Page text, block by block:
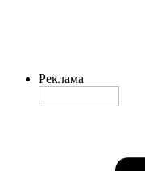
Реклама